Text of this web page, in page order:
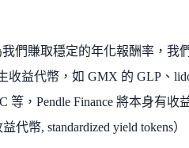
們賺取穩定的年化報酬率，我
收益代幣，如 GMX 的 GLP、
等，Pendle Finance 將本身有收
代幣, standardized yield tokens）